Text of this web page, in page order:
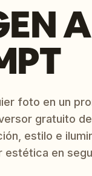
A
foto en un
gratuito
estilo e
estética en